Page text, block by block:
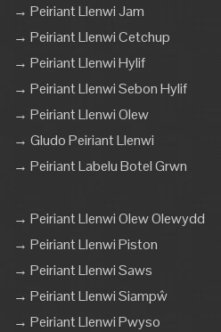
→ Peiriant Llenwi Jam
→ Peiriant Llenwi Cetchup
→ Peiriant Llenwi Hylif
→ Peiriant Llenwi Sebon Hylif
→ Peiriant Llenwi Olew
→ Gludo Peiriant Llenwi
→ Peiriant Labelu Botel Grwn
→ Peiriant Llenwi Olew Olewydd
→ Peiriant Llenwi Piston
→ Peiriant Llenwi Saws
→ Peiriant Llenwi Siampŵ
→ Peiriant Llenwi Pwyso